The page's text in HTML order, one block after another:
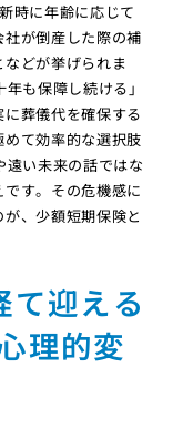
時に年齢に応じて
が倒産した際の補
どが挙げられま
も保障し続ける」
葬儀代を確保する
て効率的な選択肢
遠い未来の話ではな
す。その危機感に
、少額短期保険と
て迎える
理的変